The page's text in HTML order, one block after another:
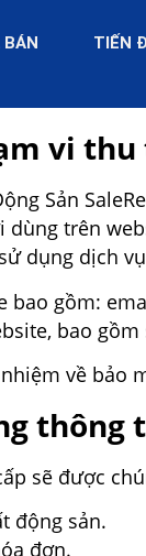
BÁN TIẾN
vi
Sản
dùng trên
dụng dịch
bao gồm:
bao
về
thông
sẽ được
động sản.
đơn.